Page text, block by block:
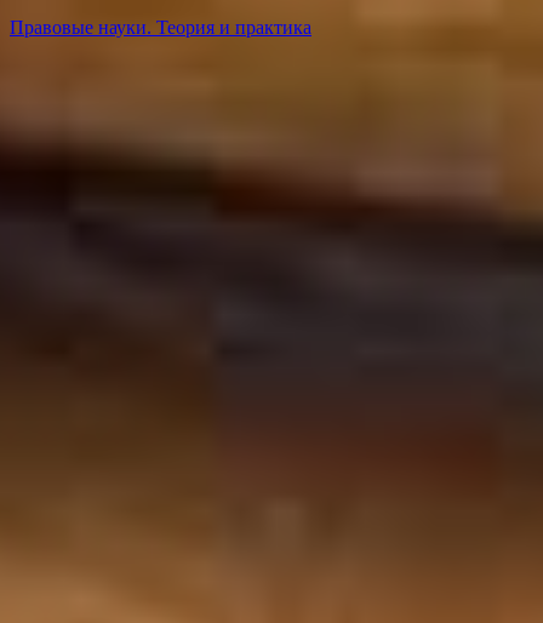
Правовые науки. Теория и практика